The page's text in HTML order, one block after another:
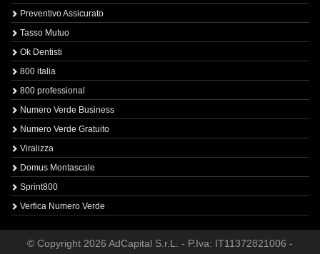
Preventivo Assicurato
Tasso Mutuo
Ok Dentisti
800 italia
800 professional
Numero Verde Business
Numero Verde Gratuito
Viralizza
Domus Montascale
Sprint800
Verfica Numero Verde
© Copyright 2026 AdCapital S.r.L. - P.Iva: IT11372821006 -